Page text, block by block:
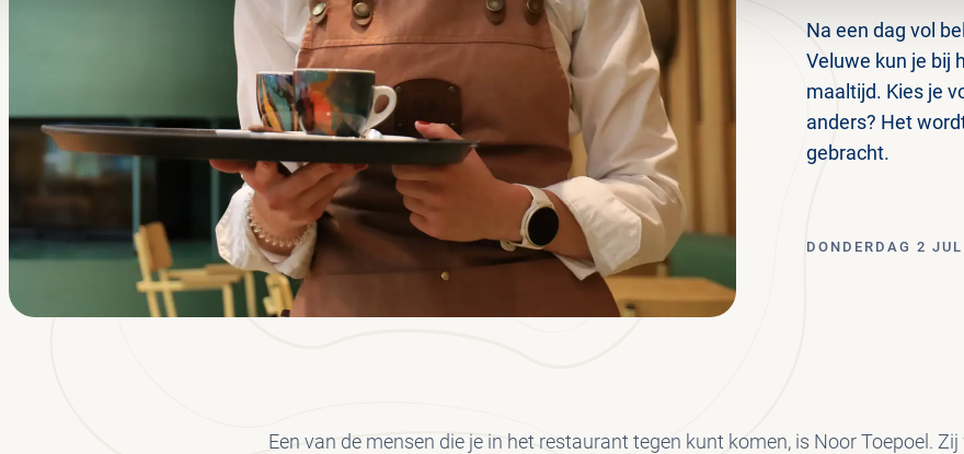
Na een dag vol
Veluwe kun je bij
maaltijd. Kies je
anders? Het
gebracht.
DONDERDAG 2
Een van de mensen die je in het restaurant tegen kunt komen, is Noor Toepoel.